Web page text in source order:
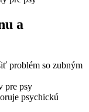
a
problém so zubným
pre psy
psychickú